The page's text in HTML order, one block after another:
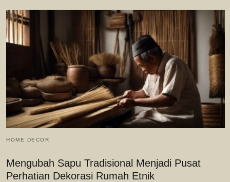
HOME DECOR
Mengubah Sapu Tradisional Menjadi Pusat
Perhatian Dekorasi Rumah Etnik